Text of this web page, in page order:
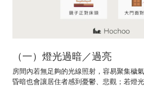
（一）燈光過暗／過亮
房間內若無足夠的光線照射，容易聚集穢
昏暗也會讓居住者感到憂鬱、悲觀；若燈